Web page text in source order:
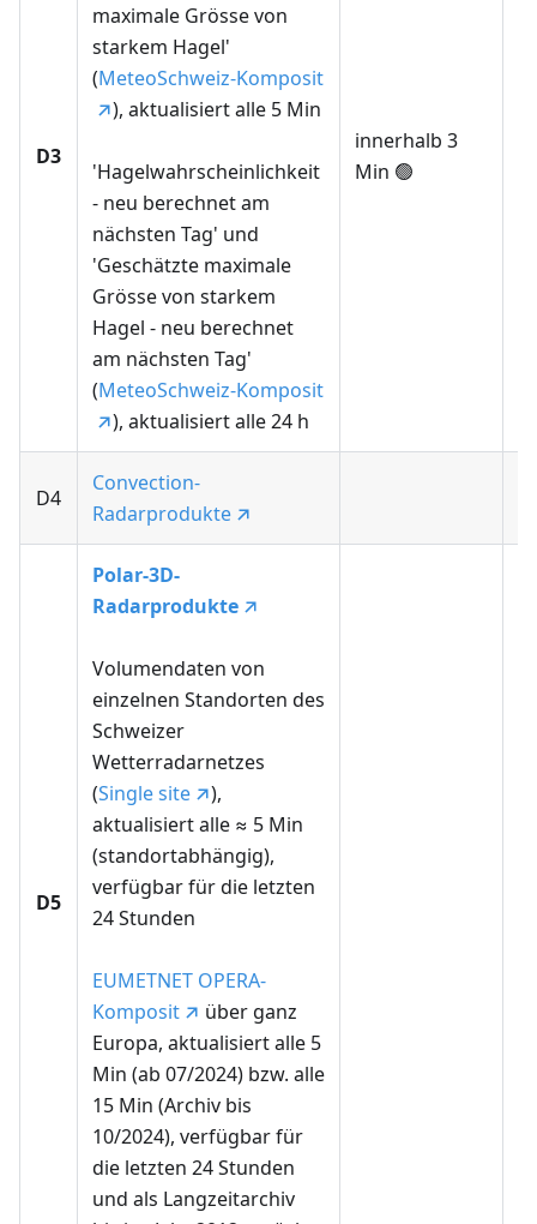
D3
maximale Grösse von
starkem Hagel'
(MeteoSchweiz-Komposit
), aktualisiert alle 5 Min
'Hagelwahrscheinlichkeit
- neu berechnet am
nächsten Tag' und
'Geschätzte maximale
Grösse von starkem
Hagel - neu berechnet
am nächsten Tag'
(MeteoSchweiz-Komposit
), aktualisiert alle 24 h
innerhalb 3
Min 🟢
D4
Convection-
Radarprodukte
D5
Polar-3D-
Radarprodukte
Volumendaten von
einzelnen Standorten des
Schweizer
Wetterradarnetzes
(Single site
),
aktualisiert alle ≈ 5 Min
(standortabhängig),
verfügbar für die letzten
24 Stunden
EUMETNET OPERA-
Komposit
über ganz
Europa, aktualisiert alle 5
Min (ab 07/2024) bzw. alle
15 Min (Archiv bis
10/2024), verfügbar für
die letzten 24 Stunden
und als Langzeitarchiv